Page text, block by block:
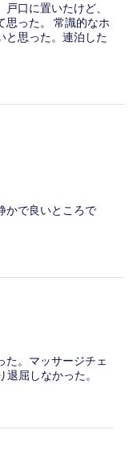
口に置いたけど、
思った。 常識的なホ
と思った。連泊した
かで良いところで
た。マッサージチェ
屈しなかった。